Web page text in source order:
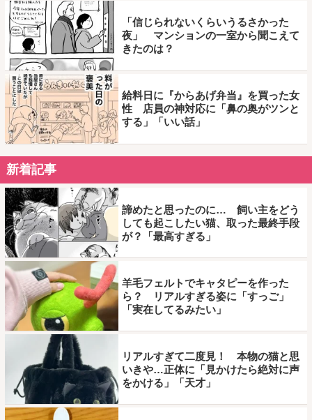
「信じられないくらいうるさかった
夜」 マンションの一室から聞こえて
きたのは？
給料日に『からあげ弁当』を買った女
性 店員の神対応に「鼻の奥がツンと
する」「いい話」
新着記事
諦めたと思ったのに… 飼い主をどう
しても起こしたい猫、取った最終手段
が？「最高すぎる」
羊毛フェルトでキャタピーを作った
ら？ リアルすぎる姿に「すっご」
「実在してるみたい」
リアルすぎて二度見！ 本物の猫と思
いきや…正体に「見かけたら絶対に声
をかける」「天才」